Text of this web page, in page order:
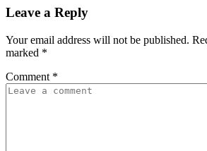
Leave a Reply
Your email address will not be published.
marked *
Comment *